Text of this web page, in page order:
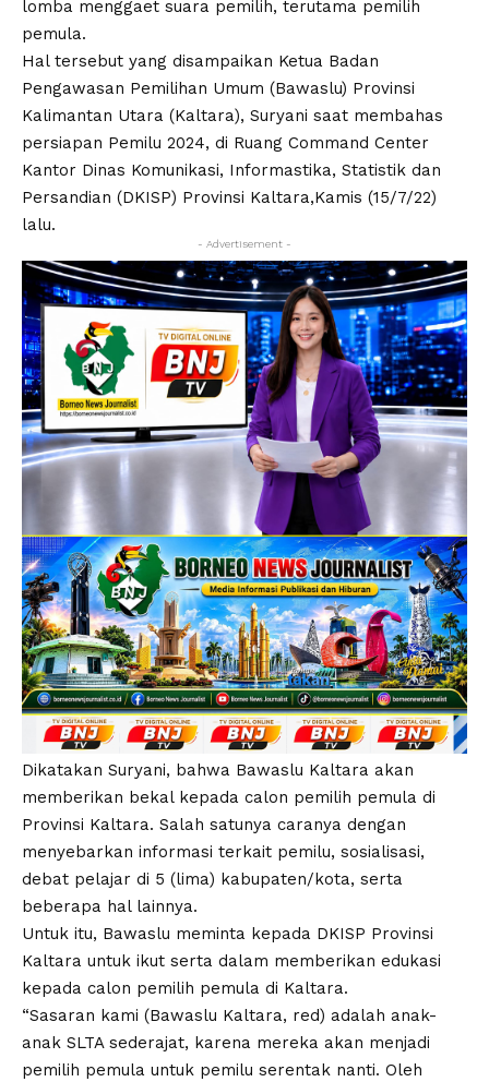
lomba menggaet suara pemilih, terutama pemilih
pemula.
Hal tersebut yang disampaikan Ketua Badan
Pengawasan Pemilihan Umum (Bawaslu) Provinsi
Kalimantan Utara (Kaltara), Suryani saat membahas
persiapan Pemilu 2024, di Ruang Command Center
Kantor Dinas Komunikasi, Informastika, Statistik dan
Persandian (DKISP) Provinsi Kaltara,Kamis (15/7/22)
lalu.
- Advertisement -
Dikatakan Suryani, bahwa Bawaslu Kaltara akan
memberikan bekal kepada calon pemilih pemula di
Provinsi Kaltara. Salah satunya caranya dengan
menyebarkan informasi terkait pemilu, sosialisasi,
debat pelajar di 5 (lima) kabupaten/kota, serta
beberapa hal lainnya.
Untuk itu, Bawaslu meminta kepada DKISP Provinsi
Kaltara untuk ikut serta dalam memberikan edukasi
kepada calon pemilih pemula di Kaltara.
“Sasaran kami (Bawaslu Kaltara, red) adalah anak-
anak SLTA sederajat, karena mereka akan menjadi
pemilih pemula untuk pemilu serentak nanti. Oleh